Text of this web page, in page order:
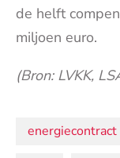
de helft
miljoen euro.
(Bron: LVKK,
energiecontract